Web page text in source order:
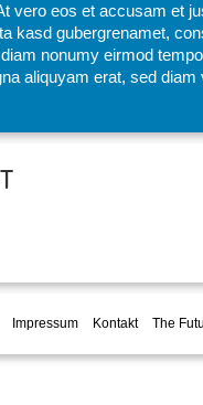
vero eos et accusam et
kasd gubergrenamet,
nonumy eirmod
aliquyam erat, sed diam
Impressum Kontakt The